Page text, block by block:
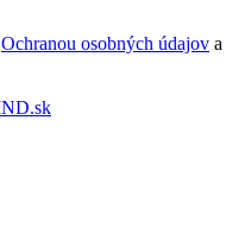
Ochranou osobných údajov a